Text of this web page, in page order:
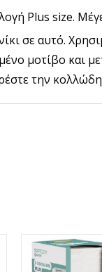
Plus size.
σε αυτό.
μοτίβο και
την